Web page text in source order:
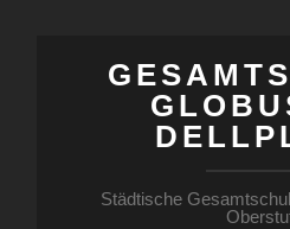
Städtische